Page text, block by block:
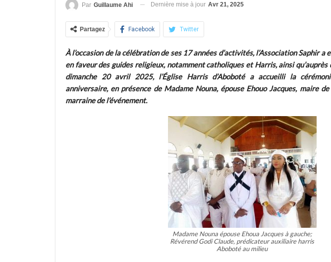
Par Guillaume Ahi Dernière mise à jour Avr 21, 2025
Partagez Facebook Twitter
À l’occasion de la célébration de ses 17 années d’activités, l’Association Saphir a
en faveur des guides religieux, notamment catholiques et Harris, ainsi qu’auprès
dimanche 20 avril 2025, l’Église Harris d’Aboboté a accueilli la
anniversaire, en présence de Madame Nouna, épouse Ehouo Jacques, maire
marraine de l’événement.
Madame Nouna épouse Ehoua Jacques à gauche;
Révérend Godi Claude, prédicateur auxiliaire harris
Aboboté au milieu